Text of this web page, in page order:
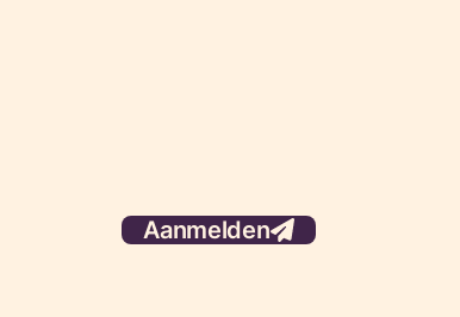
Aanmelden